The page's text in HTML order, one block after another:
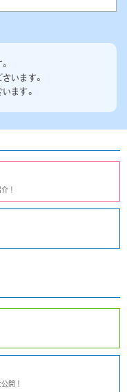
います。
ます。
！
開！